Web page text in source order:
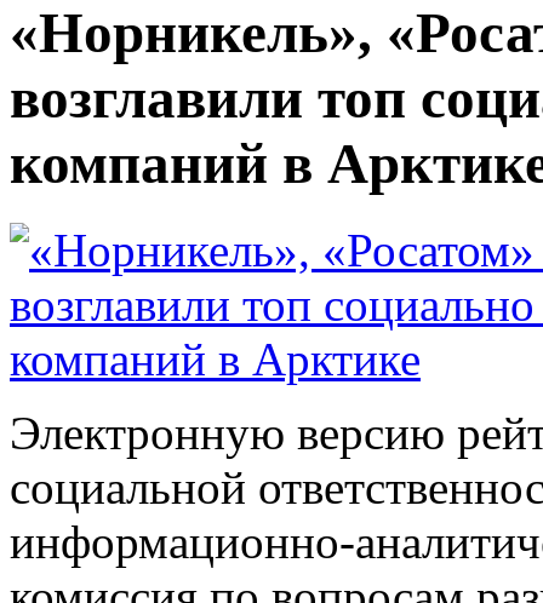
«Норникель»,
возглавили топ
компаний в
Электронную версию
социальной
информационно-